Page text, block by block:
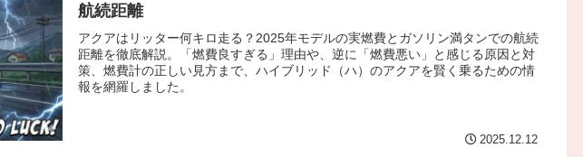
航続距離
アクアはリッター何キロ走る？2025年モデルの実燃費とガソリン満タンでの航続
距離を徹底解説。「燃費良すぎる」理由や、逆に「燃費悪い」と感じる原因と対
策、燃費計の正しい見方まで、ハイブリッド（ハ）のアクアを賢く乗るための情
報を網羅しました。
2025.12.12